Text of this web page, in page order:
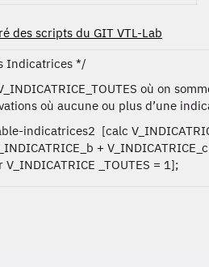
des scripts du GIT VTL-Lab
Indicatrices */
où on
où aucune ou plus d’une
indicatrices2 [calc
+
V_INDICATRICE _TOUTES = 1];